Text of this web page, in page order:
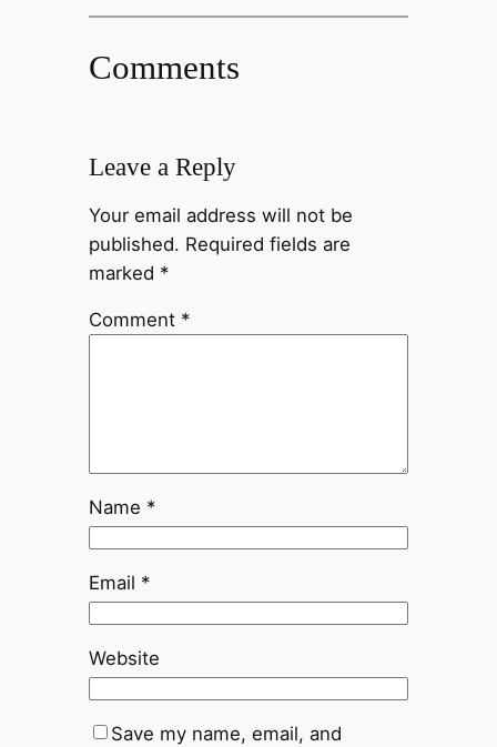
Comments
Leave a Reply
Your email address will not be
published. Required fields are
marked *
Comment *
Name *
Email *
Website
Save my name, email, and